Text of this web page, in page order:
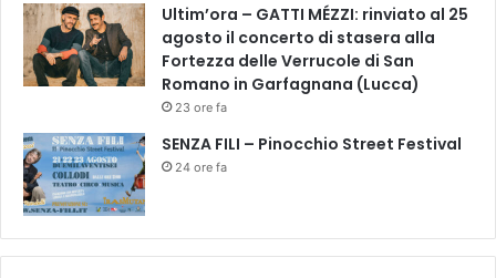
e
p
e
o
d
o
d
e
Ultim’ora – GATTI MÉZZI: rinviato al 25
agosto il concerto di stasera alla
Fortezza delle Verrucole di San
Romano in Garfagnana (Lucca)
23 ore fa
SENZA FILI – Pinocchio Street Festival
24 ore fa